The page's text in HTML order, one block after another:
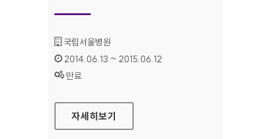
기관명 :
국립서울병원
인증기간 :
2014.06.13 ~ 2015.06.12
상태 :
만료
국립서울병원 홈페이지
자세히보기